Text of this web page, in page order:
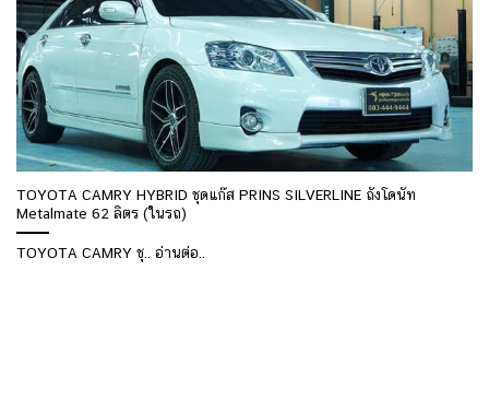
TOYOTA CAMRY HYBRID ชุดแก๊ส PRINS SILVERLINE ถังโดนัท
Metalmate 62 ลิตร (ในรถ)
TOYOTA CAMRY ชุ.. อ่านต่อ..